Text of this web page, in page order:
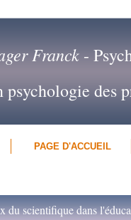
Franck-
psychologie des
PAGE D'ACCUEIL
du scientifique dans